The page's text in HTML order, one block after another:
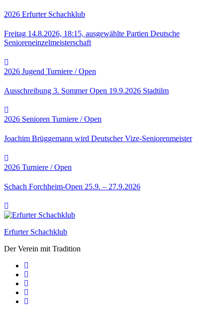
2026 Erfurter Schachklub
Freitag 14.8.2026, 18:15, ausgewählte Partien Deutsche
Senioreneinzelmeisterschaft
2026 Jugend Turniere / Open
Ausschreibung 3. Sommer Open 19.9.2026 Stadtilm
2026 Senioren Turniere / Open
Joachim Brüggemann wird Deutscher Vize-Seniorenmeister
2026 Turniere / Open
Schach Forchheim-Open 25.9. – 27.9.2026
Erfurter Schachklub
Der Verein mit Tradition